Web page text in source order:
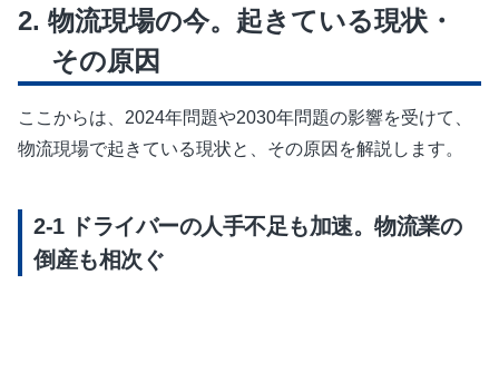
物流現場の今。起きている現状・
その原因
ここからは、2024年問題や2030年問題の影響を受けて、
物流現場で起きている現状と、その原因を解説します。
ドライバーの人手不足も加速。物流業の
倒産も相次ぐ